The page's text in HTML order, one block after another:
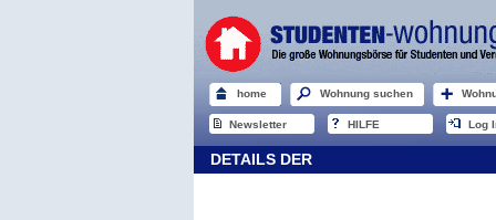
home Wohnung suchen
Newsletter HILFE Log
DETAILS DER